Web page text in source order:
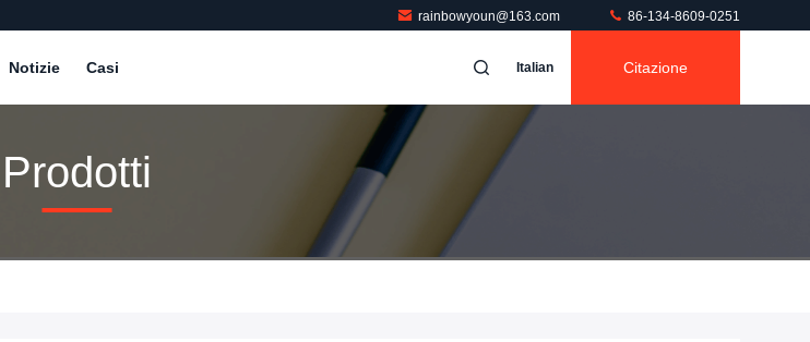
rainbowyoun@163.com 86-134-8609-0251
Notizie Casi Italian Citazione
Prodotti